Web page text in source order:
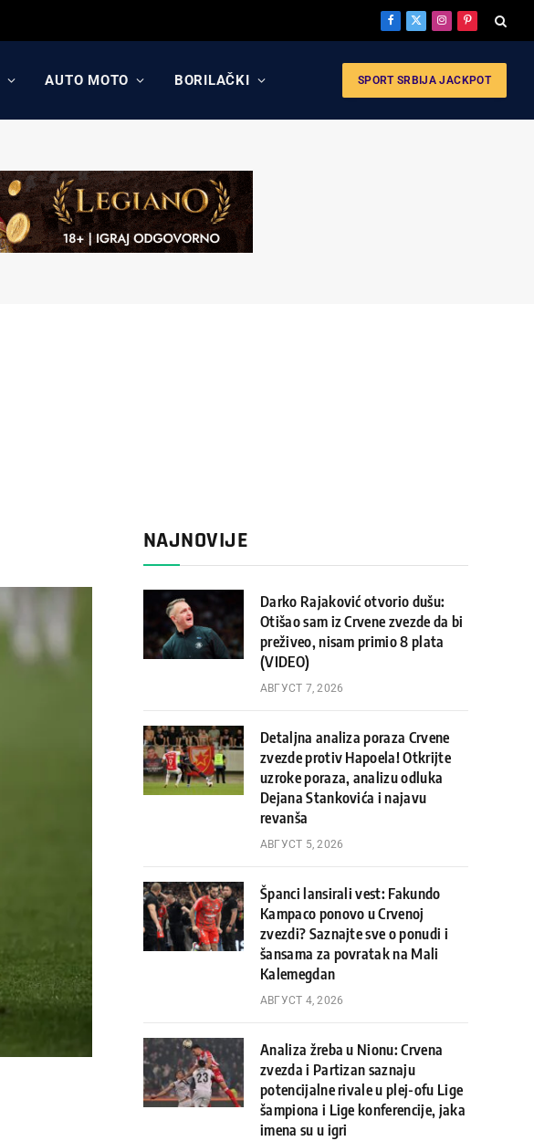
Facebook
X
Instagram
Pinterest
AUTO MOTO BORILAČKI SPORT SRBIJA JACKPOT
NAJNOVIJE
Darko Rajaković otvorio dušu:
Otišao sam iz Crvene zvezde da bi
preživeo, nisam primio 8 plata
(VIDEO)
АВГУСТ 7, 2026
Detaljna analiza poraza Crvene
zvezde protiv Hapoela! Otkrijte
uzroke poraza, analizu odluka
Dejana Stankovića i najavu
revanša
АВГУСТ 5, 2026
Španci lansirali vest: Fakundo
Kampaco ponovo u Crvenoj
zvezdi? Saznajte sve o ponudi i
šansama za povratak na Mali
Kalemegdan
АВГУСТ 4, 2026
Analiza žreba u Nionu: Crvena
zvezda i Partizan saznaju
potencijalne rivale u plej-ofu Lige
šampiona i Lige konferencije, jaka
imena su u igri